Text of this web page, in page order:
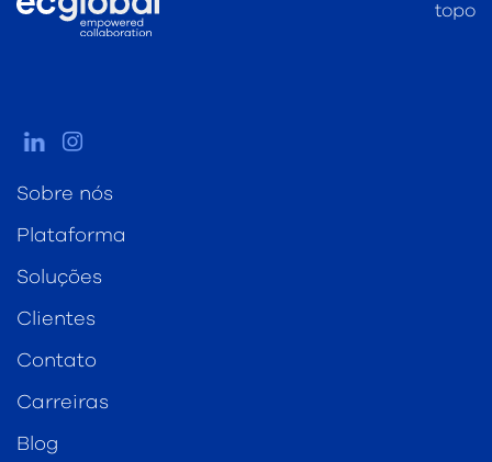
topo
Sobre nós
Plataforma
Soluções
Clientes
Contato
Carreiras
Blog